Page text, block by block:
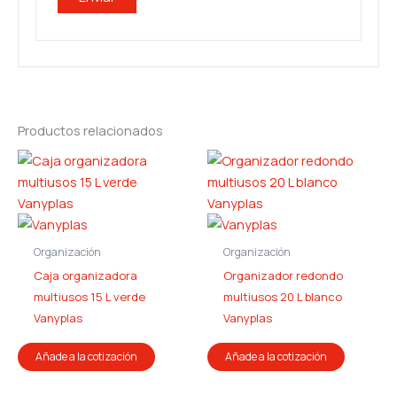
Productos relacionados
Organización
Caja organizadora
multiusos 15 L verde
Vanyplas
Añade a la cotización
Organización
Organizador redondo
multiusos 20 L blanco
Vanyplas
Añade a la cotización